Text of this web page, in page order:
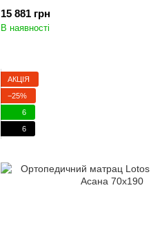
15 881 грн
В наявності
АКЦІЯ
−25%
6
6